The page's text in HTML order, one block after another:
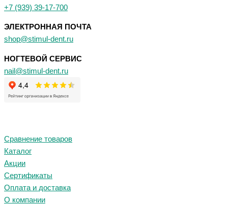
+7 (939) 39-17-700
ЭЛЕКТРОННАЯ ПОЧТА
shop@stimul-dent.ru
НОГТЕВОЙ СЕРВИС
nail@stimul-dent.ru
Сравнение товаров
Каталог
Акции
Сертификаты
Оплата и доставка
О компании